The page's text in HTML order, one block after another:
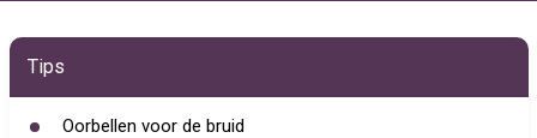
Tips
Oorbellen voor de bruid